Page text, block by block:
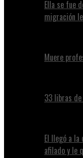
Ella se fue
migración
Muere
33 libras
El llegó a la
afilado y le